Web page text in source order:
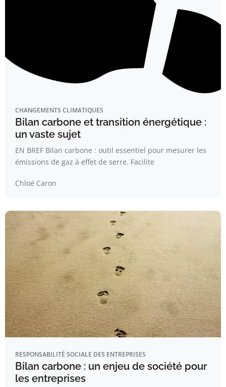
CHANGEMENTS CLIMATIQUES
Bilan carbone et transition énergétique :
un vaste sujet
EN BREF Bilan carbone : outil essentiel pour mesurer les
émissions de gaz à effet de serre. Facilite
Chloé Caron
RESPONSABILITÉ SOCIALE DES ENTREPRISES
Bilan carbone : un enjeu de société pour
les entreprises